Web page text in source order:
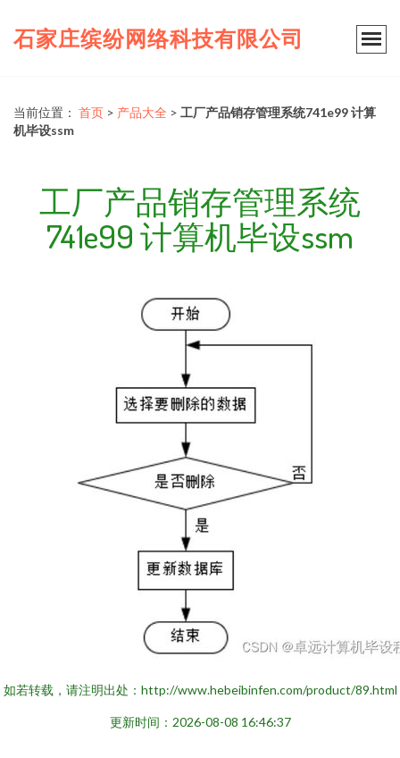
石家庄缤纷网络科技有限公司
当前位置： 首页 > 产品大全 > 工厂产品销存管理系统741e99 计算
机毕设ssm
工厂产品销存管理系统
741e99 计算机毕设ssm
如若转载，请注明出处：http://www.hebeibinfen.com/product/89.html
更新时间：2026-08-08 16:46:37